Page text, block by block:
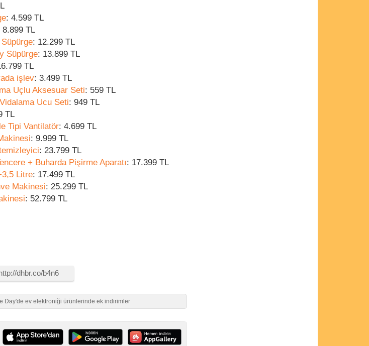
: 4.599 TL
8.899 TL
: 12.299 TL
Süpürge: 13.899 TL
TL
işlev: 3.499 TL
Uçlu Aksesuar Seti: 559 TL
Ucu Seti: 949 TL
TL
Tipi Vantilatör: 4.699 TL
: 9.999 TL
: 23.799 TL
+ Buharda Pişirme Aparatı: 17.399 TL
Litre: 17.499 TL
Makinesi: 25.299 TL
: 52.799 TL
Day'de ev elektroniği ürünlerinde ek indirimler